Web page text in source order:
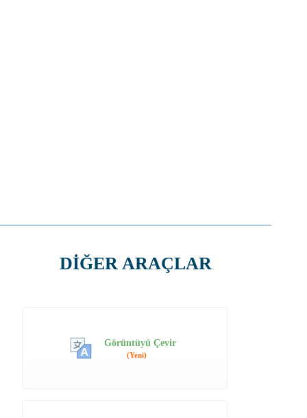
DİĞER ARAÇLAR
Görüntüyü Çevir
(Yeni)